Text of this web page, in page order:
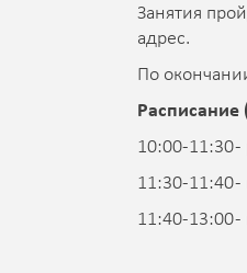
Занятия
адрес.
По
Расписание
10:00-11:30 -
11:30-11:40
11:40-13:00